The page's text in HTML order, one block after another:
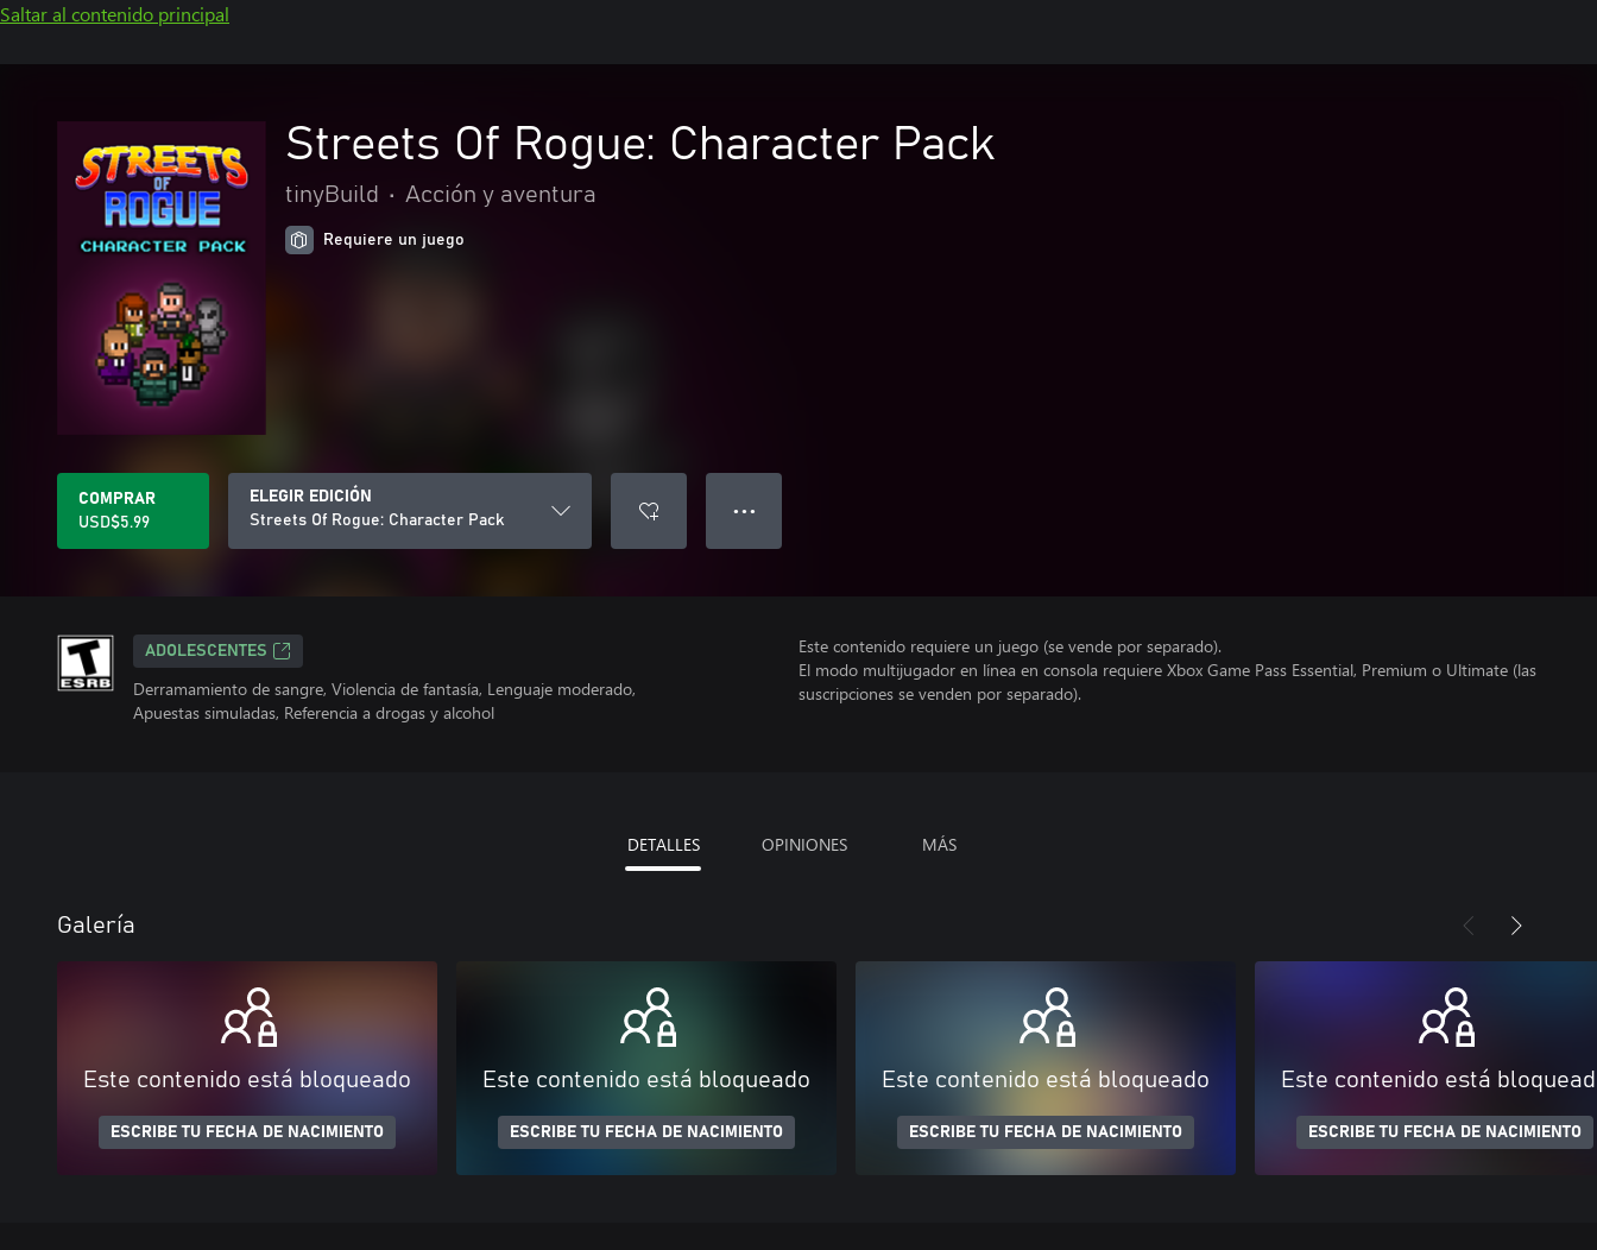
Saltar al contenido principal
Streets Of Rogue: Character Pack
tinyBuild • Acción y aventura
Requiere un juego
COMPRAR
USD$5.99
ELEGIR EDICIÓN
Streets Of Rogue: Character Pack
● ● ●
ADOLESCENTES
Derramamiento de sangre, Violencia de fantasía, Lenguaje moderado,
Apuestas simuladas, Referencia a drogas y alcohol
Este contenido requiere un juego (se vende por separado).
El modo multijugador en línea en consola requiere Xbox Game Pass Essential, Premium o Ultimate (las
suscripciones se venden por separado).
DETALLES OPINIONES MÁS
Galería
Este contenido está bloqueado
ESCRIBE TU FECHA DE NACIMIENTO
Este contenido está bloqueado
ESCRIBE TU FECHA DE NACIMIENTO
Este contenido está bloqueado
ESCRIBE TU FECHA DE NACIMIENTO
Este contenido está
ESCRIBE TU FECHA DE NACIMIENTO